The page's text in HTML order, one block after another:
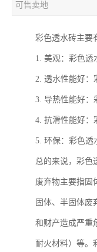
可售卖地
彩色透水砖主要
1. 美观：彩色透
2. 透水性能好：
3. 导热性能好：
4. 抗滑性能好：
5. 环保：彩色透
总的来说，彩色
废弃物主要指固
固体、半固体废
和财产造成严重
耐火材料）等。